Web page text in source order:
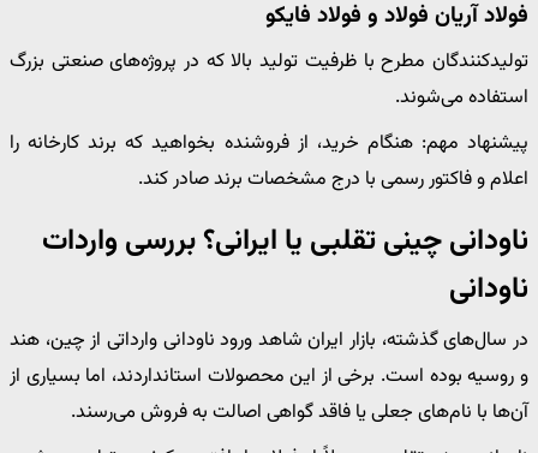
فولاد آریان فولاد و فولاد فایکو
تولیدکنندگان مطرح با ظرفیت تولید بالا که در پروژه‌های صنعتی بزرگ
استفاده می‌شوند.
پیشنهاد مهم: هنگام خرید، از فروشنده بخواهید که برند کارخانه را
اعلام و فاکتور رسمی با درج مشخصات برند صادر کند.
ناودانی چینی تقلبی یا ایرانی؟ بررسی واردات
ناودانی
در سال‌های گذشته، بازار ایران شاهد ورود ناودانی وارداتی از چین، هند
و روسیه بوده است. برخی از این محصولات استانداردند، اما بسیاری از
آن‌ها با نام‌های جعلی یا فاقد گواهی اصالت به فروش می‌رسند.